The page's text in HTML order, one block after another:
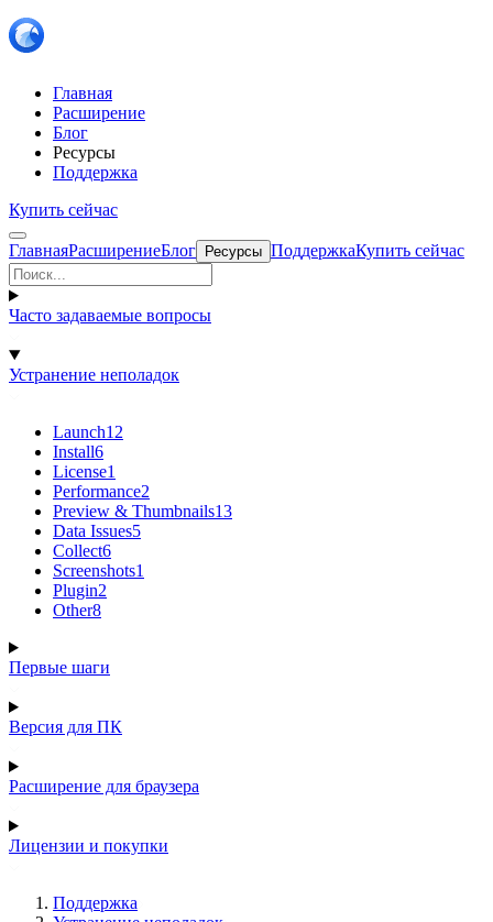
Главная
Расширение
Блог
Ресурсы
Поддержка
Купить сейчас
ГлавнаяРасширениеБлог Ресурсы ПоддержкаКупить сейчас
Часто задаваемые вопросы
Устранение неполадок
Launch12
Install6
License1
Performance2
Preview & Thumbnails13
Data Issues5
Collect6
Screenshots1
Plugin2
Other8
Первые шаги
Версия для ПК
Расширение для браузера
Лицензии и покупки
Поддержка